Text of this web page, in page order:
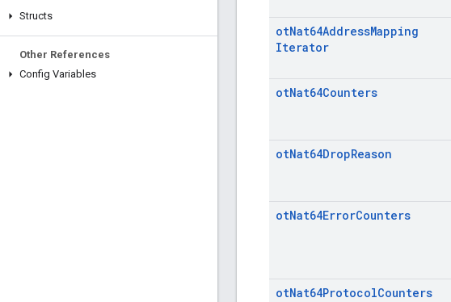
Structs
Other References
Config Variables
otNat64AddressMapping
Iterator
otNat64Counters
otNat64DropReason
otNat64ErrorCounters
otNat64ProtocolCounters